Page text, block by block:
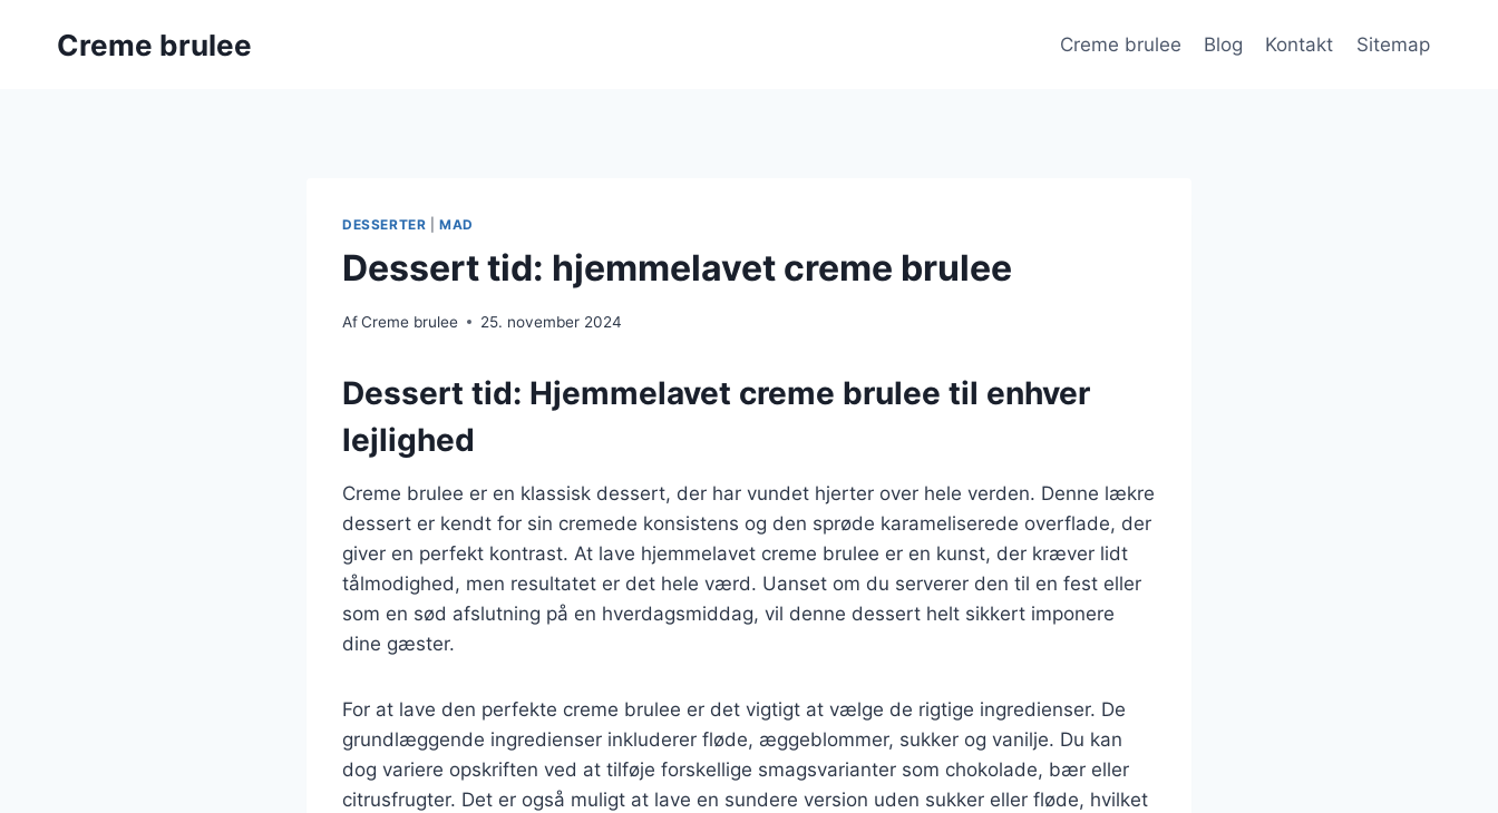
Creme brulee Creme brulee Blog Kontakt Sitemap
DESSERTER |MAD
Dessert tid: hjemmelavet creme brulee
AfCreme brulee 25. november 2024
Dessert tid: Hjemmelavet creme brulee til enhver
lejlighed
Creme brulee er en klassisk dessert, der har vundet hjerter over hele verden. Denne lækre
dessert er kendt for sin cremede konsistens og den sprøde karameliserede overflade, der
giver en perfekt kontrast. At lave hjemmelavet creme brulee er en kunst, der kræver lidt
tålmodighed, men resultatet er det hele værd. Uanset om du serverer den til en fest eller
som en sød afslutning på en hverdagsmiddag, vil denne dessert helt sikkert imponere
dine gæster.
For at lave den perfekte creme brulee er det vigtigt at vælge de rigtige ingredienser. De
grundlæggende ingredienser inkluderer fløde, æggeblommer, sukker og vanilje. Du kan
dog variere opskriften ved at tilføje forskellige smagsvarianter som chokolade, bær eller
citrusfrugter. Det er også muligt at lave en sundere version uden sukker eller fløde, hvilket